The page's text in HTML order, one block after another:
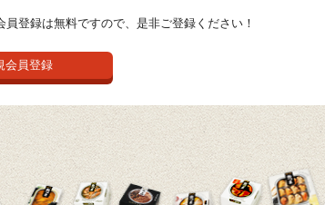
登録は無料ですので、是非ご登録ください！
会員登録